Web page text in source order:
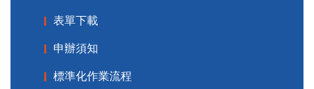
表單下載
申辦須知
標準化作業流程